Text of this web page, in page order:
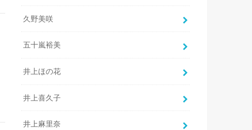
久野美咲
五十嵐裕美
井上ほの花
井上喜久子
井上麻里奈